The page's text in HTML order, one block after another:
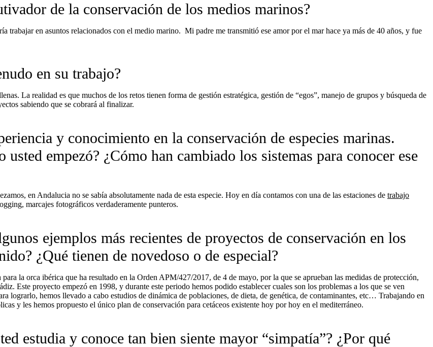
de la conservación de los medios marinos?
trabajar en asuntos relacionados con el medio marino. Mi padre me transmitió ese amor por el mar hace ya más de 40 años, y fue
en su trabajo?
La realidad es que muchos de los retos tienen forma de gestión estratégica, gestión de “egos”, manejo de grupos y búsqueda de
sabiendo que se cobrará al finalizar.
y conocimiento en la conservación de especies marinas.
usted empezó? ¿Cómo han cambiado los sistemas para conocer ese
en Andalucia no se sabía absolutamente nada de esta especie. Hoy en día contamos con una de las estaciones de trabajo
marcajes fotográficos verdaderamente punteros.
ejemplos más recientes de proyectos de conservación en los
¿Qué tienen de novedoso o de especial?
la orca ibérica que ha resultado en la Orden APM/427/2017, de 4 de mayo, por la que se aprueban las medidas de protección,
Este proyecto empezó en 1998, y durante este periodo hemos podido establecer cuales son los problemas a los que se ven
lograrlo, hemos llevado a cabo estudios de dinámica de poblaciones, de dieta, de genética, de contaminantes, etc… Trabajando en
y les hemos propuesto el único plan de conservación para cetáceos existente hoy por hoy en el mediterráneo.
estudia y conoce tan bien siente mayor “simpatía”? ¿Por qué